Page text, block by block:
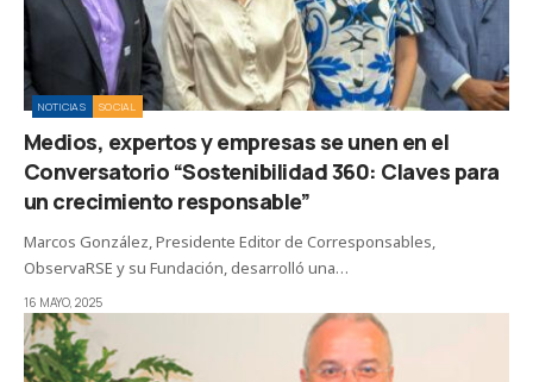
NOTICIAS SOCIAL
Medios, expertos y empresas se unen en el
Conversatorio “Sostenibilidad 360: Claves para
un crecimiento responsable”
Marcos González, Presidente Editor de Corresponsables,
ObservaRSE y su Fundación, desarrolló una…
16 MAYO, 2025